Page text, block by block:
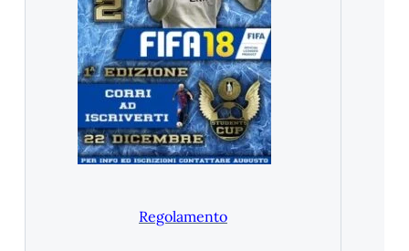
Regolamento